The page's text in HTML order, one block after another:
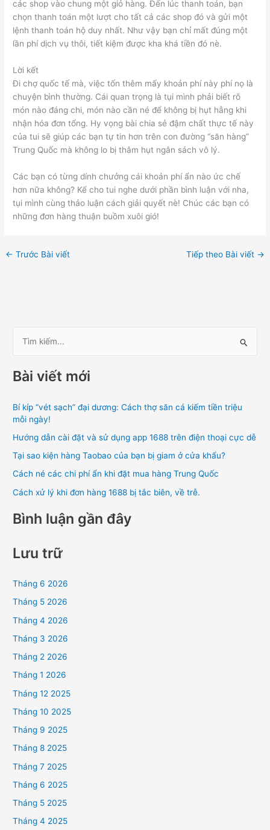
các shop vào chung một giỏ hàng. Đến lúc thanh toán, bạn
chọn thanh toán một lượt cho tất cả các shop đó và gửi một
lệnh thanh toán hộ duy nhất. Như vậy bạn chỉ mất đúng một
lần phí dịch vụ thôi, tiết kiệm được kha khá tiền đó nè.
Lời kết
Đi chợ quốc tế mà, việc tốn thêm mấy khoản phí này phí nọ là
chuyện bình thường. Cái quan trọng là tụi mình phải biết rõ
món nào đáng chi, món nào cần né để không bị hụt hẫng khi
nhận hóa đơn tổng. Hy vọng bài chia sẻ đậm chất thực tế này
của tui sẽ giúp các bạn tự tin hơn trên con đường “săn hàng”
Trung Quốc mà không lo bị thâm hụt ngân sách vô lý.
Các bạn có từng dính chưởng cái khoản phí ẩn nào ức chế
hơn nữa không? Kể cho tui nghe dưới phần bình luận với nha,
tụi mình cùng thảo luận cách giải quyết nè! Chúc các bạn có
những đơn hàng thuận buồm xuôi gió!
← Trước Bài viết Tiếp theo Bài viết →
m
i
ế
m
:
Bài viết mới
Bí kíp “vét sạch” đại dương: Cách thợ săn cá kiếm tiền triệu
mỗi ngày!
Hướng dẫn cài đặt và sử dụng app 1688 trên điện thoại cực dễ
Tại sao kiện hàng Taobao của bạn bị giam ở cửa khẩu?
Cách né các chi phí ẩn khi đặt mua hàng Trung Quốc
Cách xử lý khi đơn hàng 1688 bị tắc biên, về trễ.
Bình luận gần đây
Lưu trữ
Tháng 6 2026
Tháng 5 2026
Tháng 4 2026
Tháng 3 2026
Tháng 2 2026
Tháng 1 2026
Tháng 12 2025
Tháng 10 2025
Tháng 9 2025
Tháng 8 2025
Tháng 7 2025
Tháng 6 2025
Tháng 5 2025
Tháng 4 2025